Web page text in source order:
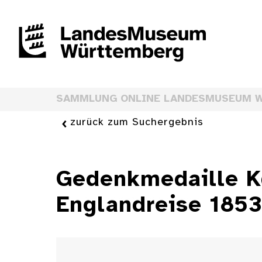
SAMMLUNG ONLINE LANDESMUSEUM
zurück zum Suchergebnis
Gedenkmedaille
Englandreise 1853